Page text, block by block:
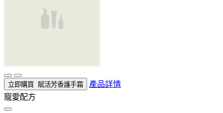
立即購買 賦活芳香護手霜
產品詳情
寵愛配方